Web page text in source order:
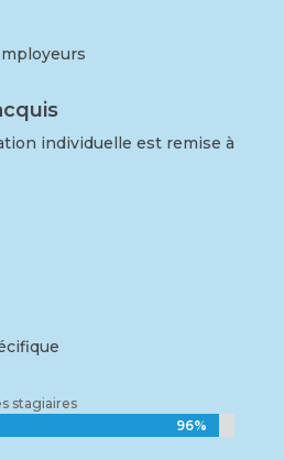
individuelle est remise à
stagiaires
96%
96%